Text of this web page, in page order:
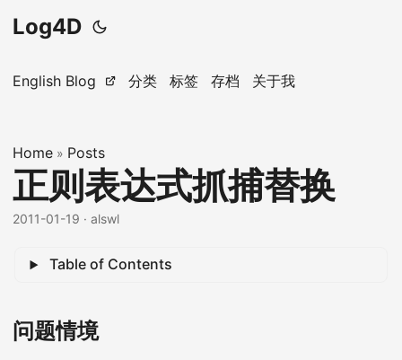
Log4D
English Blog 分类 标签 存档 关于我
Home » Posts
正则表达式抓捕替换
2011-01-19 · alswl
Table of Contents
问题情境